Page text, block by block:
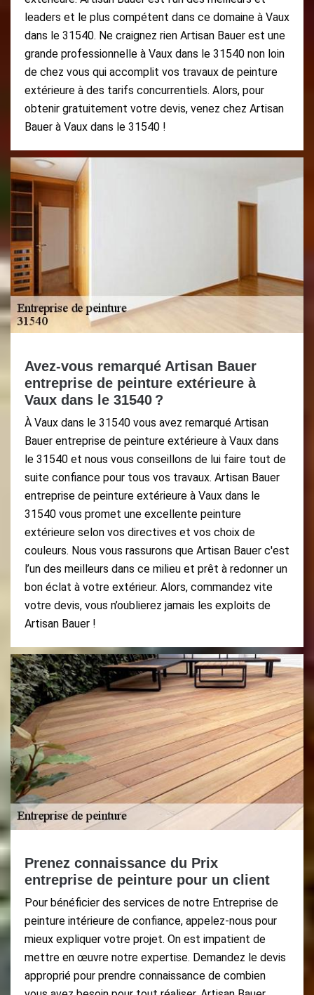
leaders et le plus compétent dans ce domaine à Vaux
dans le 31540. Ne craignez rien Artisan Bauer est une
grande professionnelle à Vaux dans le 31540 non loin
de chez vous qui accomplit vos travaux de peinture
extérieure à des tarifs concurrentiels. Alors, pour
obtenir gratuitement votre devis, venez chez Artisan
Bauer à Vaux dans le 31540 !
Avez-vous remarqué Artisan Bauer
entreprise de peinture extérieure à
Vaux dans le 31540 ?
À Vaux dans le 31540 vous avez remarqué Artisan
Bauer entreprise de peinture extérieure à Vaux dans
le 31540 et nous vous conseillons de lui faire tout de
suite confiance pour tous vos travaux. Artisan Bauer
entreprise de peinture extérieure à Vaux dans le
31540 vous promet une excellente peinture
extérieure selon vos directives et vos choix de
couleurs. Nous vous rassurons que Artisan Bauer c'est
l’un des meilleurs dans ce milieu et prêt à redonner un
bon éclat à votre extérieur. Alors, commandez vite
votre devis, vous n’oublierez jamais les exploits de
Artisan Bauer !
Prenez connaissance du Prix
entreprise de peinture pour un client
Pour bénéficier des services de notre Entreprise de
peinture intérieure de confiance, appelez-nous pour
mieux expliquer votre projet. On est impatient de
mettre en œuvre notre expertise. Demandez le devis
approprié pour prendre connaissance de combien